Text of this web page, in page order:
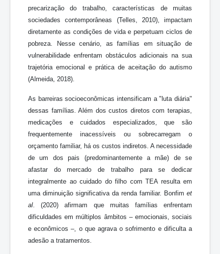
precarização do trabalho, características de muitas
sociedades contemporâneas (Telles, 2010), impactam
diretamente as condições de vida e perpetuam ciclos de
pobreza. Nesse cenário, as famílias em situação de
vulnerabilidade enfrentam obstáculos adicionais na sua
trajetória emocional e prática de aceitação do autismo
(Almeida, 2018).
As barreiras socioeconômicas intensificam a "luta diária"
dessas famílias. Além dos custos diretos com terapias,
medicações e cuidados especializados, que são
frequentemente inacessíveis ou sobrecarregam o
orçamento familiar, há os custos indiretos. A necessidade
de um dos pais (predominantemente a mãe) de se
afastar do mercado de trabalho para se dedicar
integralmente ao cuidado do filho com TEA resulta em
uma diminuição significativa da renda familiar. Bonfim et
al . (2020) afirmam que muitas famílias enfrentam
dificuldades em múltiplos âmbitos – emocionais, sociais
e econômicos –, o que agrava o sofrimento e dificulta a
adesão a tratamentos.